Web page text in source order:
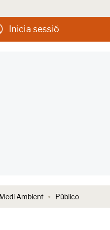
Inicia sessió
Medi Ambient Público